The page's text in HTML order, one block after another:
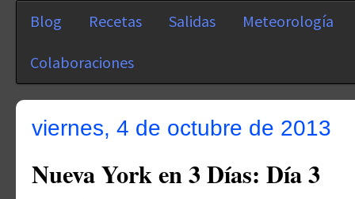
Blog Recetas Salidas Meteorología
Colaboraciones
viernes, 4 de octubre de 2013
Nueva York en 3 Días: Día 3